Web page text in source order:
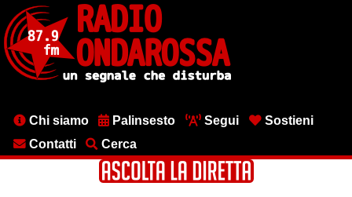
contenuto
principale
MenuChi siamo Palinsesto Segui
Sostieni
Contatti
Cerca